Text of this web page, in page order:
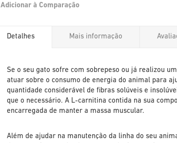
Adicionar à Comparação
da
imagens
Detalhes
Se o seu gato sofre com sobrepeso ou já realizou
atuar sobre o consumo de energia do animal para
quantidade considerável de fibras solúveis e
que o necessário. A L-carnitina contida na sua
encarregada de manter a massa muscular.
Além de ajudar na manutenção da linha do seu
Mais informação